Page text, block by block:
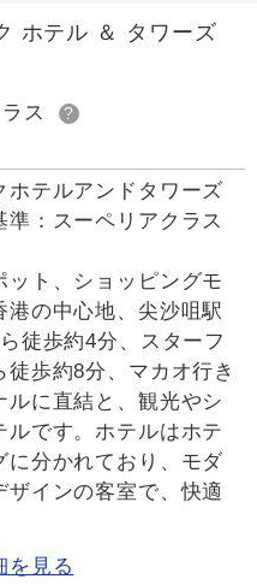
ス ?
テルアンドタワーズ
：スーペリアクラス
ト、ショッピングモ
の中心地、尖沙咀駅
徒歩約4分、スターフ
歩約8分、マカオ行き
に直結と、観光やシ
ルです。ホテルはホテ
に分かれており、モダ
インの客室で、快適
を見る